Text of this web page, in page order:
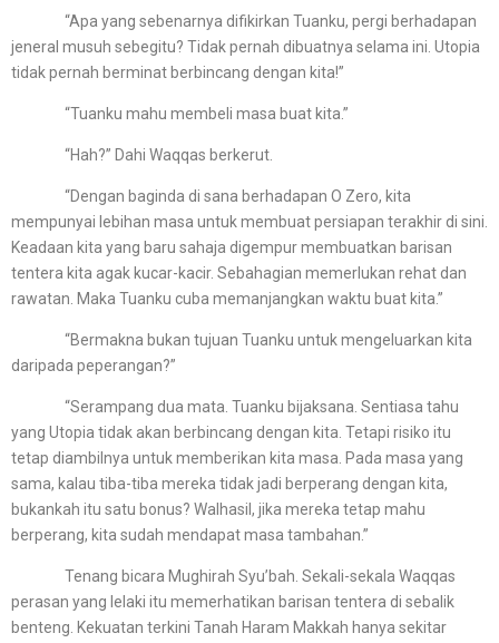
“Apa yang sebenarnya difikirkan Tuanku, pergi berhadapan
jeneral musuh sebegitu? Tidak pernah dibuatnya selama ini. Utopia
tidak pernah berminat berbincang dengan kita!”
“Tuanku mahu membeli masa buat kita.”
“Hah?” Dahi Waqqas berkerut.
“Dengan baginda di sana berhadapan O Zero, kita
mempunyai lebihan masa untuk membuat persiapan terakhir di sini.
Keadaan kita yang baru sahaja digempur membuatkan barisan
tentera kita agak kucar-kacir. Sebahagian memerlukan rehat dan
rawatan. Maka Tuanku cuba memanjangkan waktu buat kita.”
“Bermakna bukan tujuan Tuanku untuk mengeluarkan kita
daripada peperangan?”
“Serampang dua mata. Tuanku bijaksana. Sentiasa tahu
yang Utopia tidak akan berbincang dengan kita. Tetapi risiko itu
tetap diambilnya untuk memberikan kita masa. Pada masa yang
sama, kalau tiba-tiba mereka tidak jadi berperang dengan kita,
bukankah itu satu bonus? Walhasil, jika mereka tetap mahu
berperang, kita sudah mendapat masa tambahan.”
Tenang bicara Mughirah Syu’bah. Sekali-sekala Waqqas
perasan yang lelaki itu memerhatikan barisan tentera di sebalik
benteng. Kekuatan terkini Tanah Haram Makkah hanya sekitar